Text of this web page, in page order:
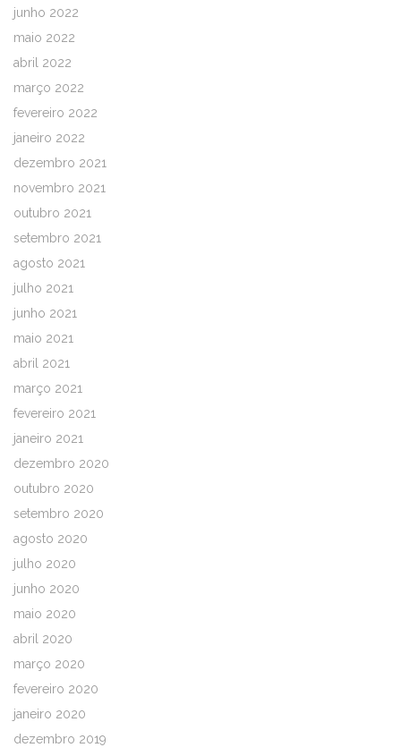
junho 2022
maio 2022
abril 2022
março 2022
fevereiro 2022
janeiro 2022
dezembro 2021
novembro 2021
outubro 2021
setembro 2021
agosto 2021
julho 2021
junho 2021
maio 2021
abril 2021
março 2021
fevereiro 2021
janeiro 2021
dezembro 2020
outubro 2020
setembro 2020
agosto 2020
julho 2020
junho 2020
maio 2020
abril 2020
março 2020
fevereiro 2020
janeiro 2020
dezembro 2019